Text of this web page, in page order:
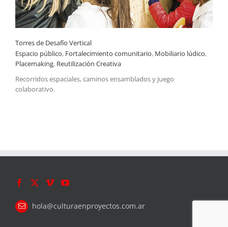
Torres de Desafío Vertical
Espacio público, Fortalecimiento comunitario, Mobiliario lúdico,
Placemaking, Reutilización Creativa
Recorridos espaciales, caminos ensamblados y juego
colaborativo.
hola@culturaenproyectos.com.ar